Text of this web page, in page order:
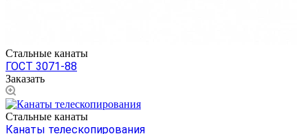
Стальные канаты
ГОСТ 3071-88
Заказать
Стальные канаты
Канаты телескопирования